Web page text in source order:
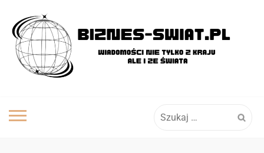
content